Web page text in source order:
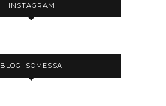
INSTAGRAM
BLOGI SOMESSA